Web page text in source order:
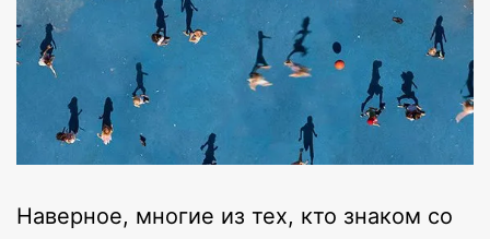
Наверное, многие из тех, кто знаком со